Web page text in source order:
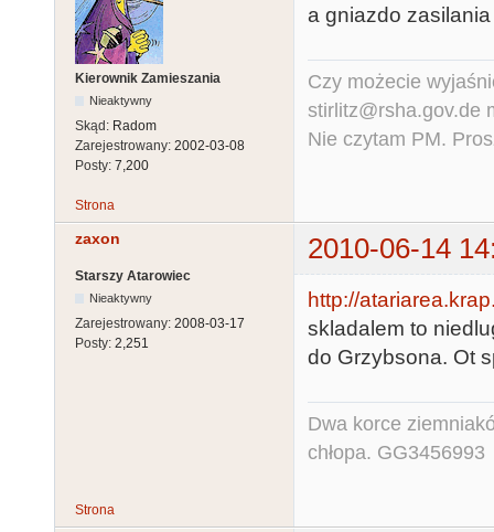
Kierownik Zamieszania
Nieaktywny
Skąd: Radom
Zarejestrowany: 2002-03-08
Posty: 7,200
a gniazdo zasilania
Czy możecie
stirlitz@rsha.gov.de
Nie czytam PM.
Strona
zaxon 2010-06-14
Starszy Atarowiec
Nieaktywny
Zarejestrowany: 2008-03-17
Posty: 2,251
http://
skladalem to
do Grzybsona. Ot
Dwa korce
chłopa. GG3456993
Strona